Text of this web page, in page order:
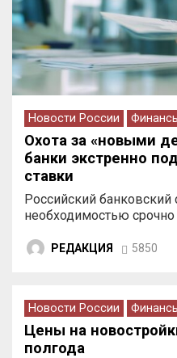
Новости России
Охота за «новыми
банки экстренно
ставки
Российский банковский
необходимостью
РЕДАКЦИЯ 5850
Новости России
Цены на
полгода